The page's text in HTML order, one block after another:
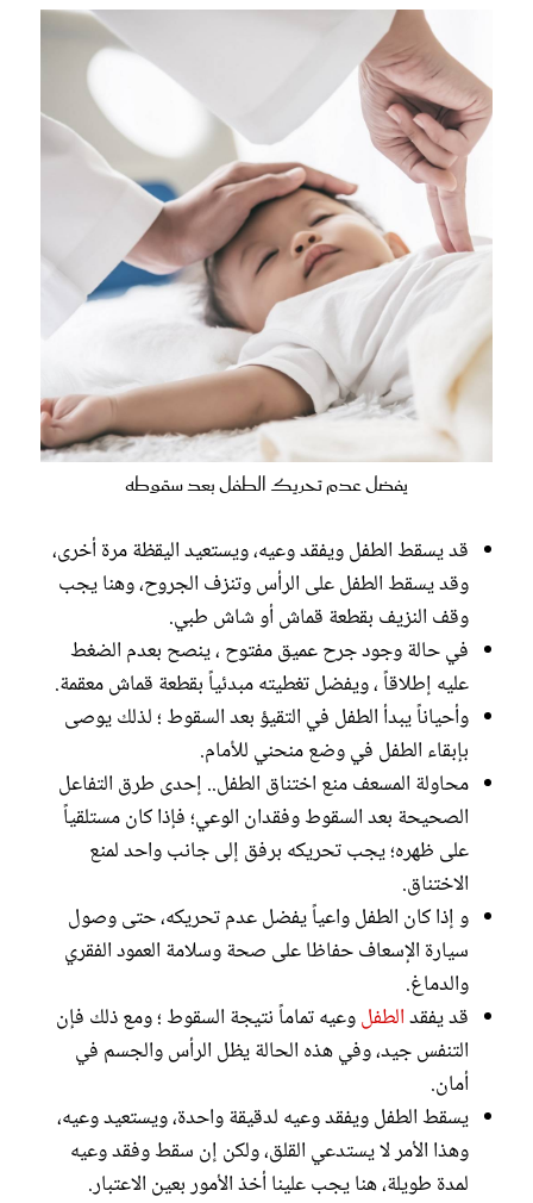
يفضل عدم تحريك الطفل بعد سقوطه
قد يسقط الطفل ويفقد وعيه، ويستعيد اليقظة مرة أخرى،
وقد يسقط الطفل على الرأس وتنزف الجروح، وهنا يجب
وقف النزيف بقطعة قماش أو شاش طبي.
في حالة وجود جرح عميق مفتوح ، ينصح بعدم الضغط
عليه إطلاقاً ، ويفضل تغطيته مبدئياً بقطعة قماش معقمة.
وأحياناً يبدأ الطفل في التقيؤ بعد السقوط ؛ لذلك يوصى
بإبقاء الطفل في وضع منحني للأمام.
محاولة المسعف منع اختناق الطفل.. إحدى طرق التفاعل
الصحيحة بعد السقوط وفقدان الوعي؛ فإذا كان مستلقياً
على ظهره؛ يجب تحريكه برفق إلى جانب واحد لمنع
الاختناق.
و إذا كان الطفل واعياً يفضل عدم تحريكه، حتى وصول
سيارة الإسعاف حفاظا على صحة وسلامة العمود الفقري
والدماغ.
قد يفقدالطفلوعيه تماماً نتيجة السقوط ؛ ومع ذلك فإن
التنفس جيد، وفي هذه الحالة يظل الرأس والجسم في
أمان.
يسقط الطفل ويفقد وعيه لدقيقة واحدة، ويستعيد وعيه،
وهذا الأمر لا يستدعي القلق، ولكن إن سقط وفقد وعيه
لمدة طويلة، هنا يجب علينا أخذ الأمور بعين الاعتبار.